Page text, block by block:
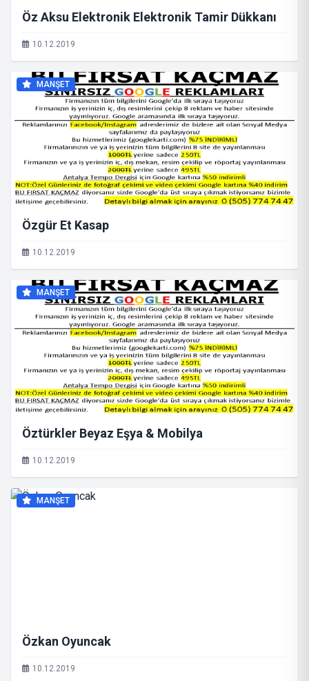
Öz Aksu Elektronik Elektronik Tamir Dükkanı
10.12.2019
MANŞET
Özgür Et Kasap
10.12.2019
MANŞET
Öztürkler Beyaz Eşya & Mobilya
10.12.2019
MANŞET
Özkan Oyuncak
10.12.2019